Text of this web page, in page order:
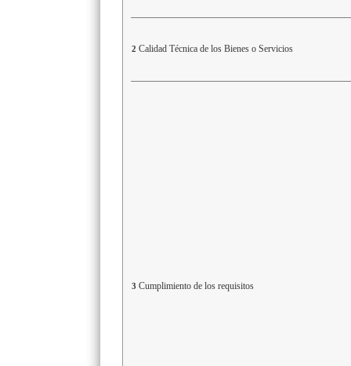
2 Calidad Técnica de los Bienes o Servicios
3 Cumplimiento de los requisitos